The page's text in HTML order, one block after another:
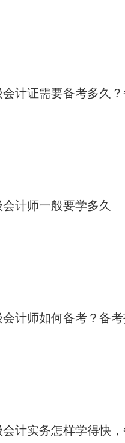
会计证需要备考多久
计师一般要学多久
会计师如何备考？备
会计实务怎样学得快